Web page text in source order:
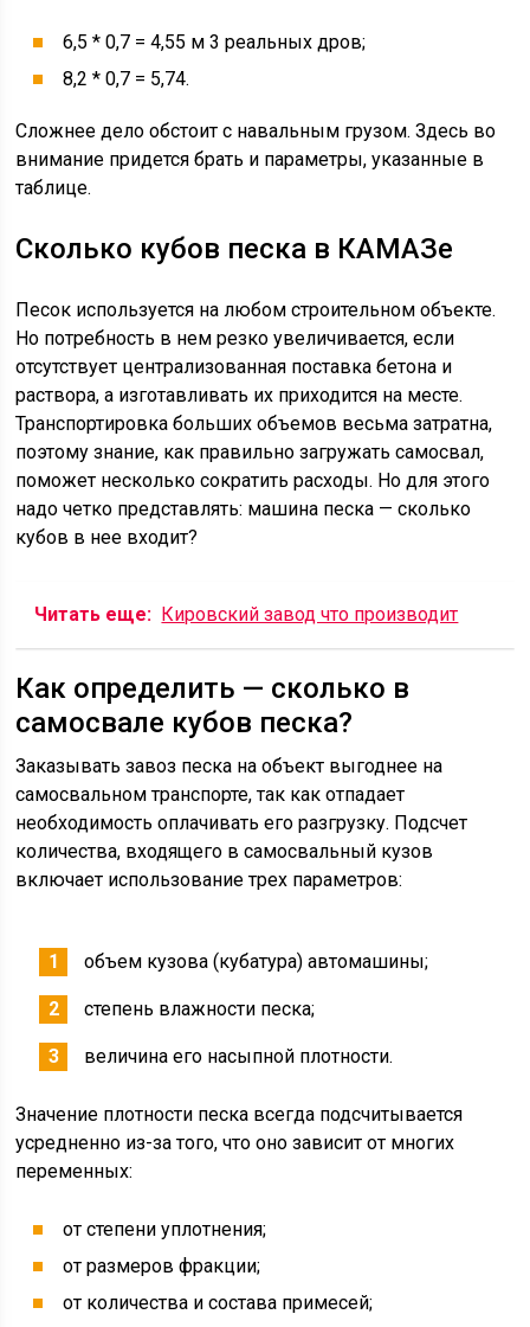
6,5 * 0,7 = 4,55 м 3 реальных дров;
8,2 * 0,7 = 5,74.
Сложнее дело обстоит с навальным грузом. Здесь во
внимание придется брать и параметры, указанные в
таблице.
Сколько кубов песка в КАМАЗе
Песок используется на любом строительном объекте.
Но потребность в нем резко увеличивается, если
отсутствует централизованная поставка бетона и
раствора, а изготавливать их приходится на месте.
Транспортировка больших объемов весьма затратна,
поэтому знание, как правильно загружать самосвал,
поможет несколько сократить расходы. Но для этого
надо четко представлять: машина песка — сколько
кубов в нее входит?
Читать еще: Кировский завод что производит
Как определить — сколько в
самосвале кубов песка?
Заказывать завоз песка на объект выгоднее на
самосвальном транспорте, так как отпадает
необходимость оплачивать его разгрузку. Подсчет
количества, входящего в самосвальный кузов
включает использование трех параметров:
объем кузова (кубатура) автомашины;
степень влажности песка;
величина его насыпной плотности.
Значение плотности песка всегда подсчитывается
усредненно из-за того, что оно зависит от многих
переменных:
от степени уплотнения;
от размеров фракции;
от количества и состава примесей;